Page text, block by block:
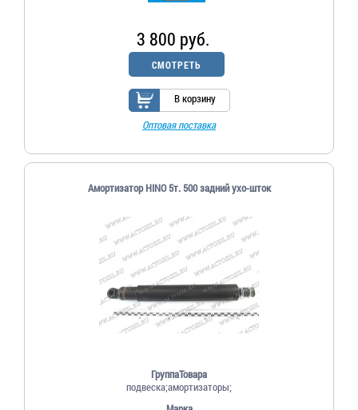
3 800 руб.
СМОТРЕТЬ
В корзину
Оптовая поставка
Амортизатор HINO 5т. 500 задний ухо-шток
ГруппаТовара
подвеска;амортизаторы;